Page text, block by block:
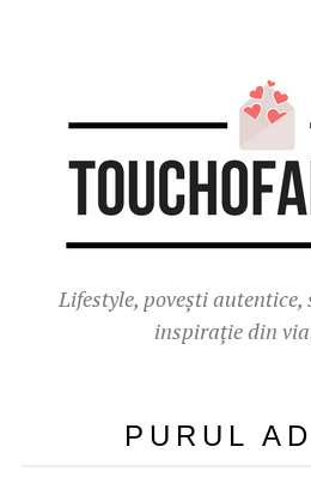
Lifestyle, povești
inspirație din
PURUL